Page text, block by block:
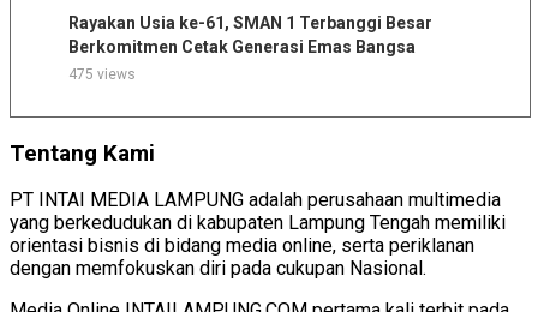
Rayakan Usia ke-61, SMAN 1 Terbanggi Besar
Berkomitmen Cetak Generasi Emas Bangsa
475 views
Tentang Kami
PT INTAI MEDIA LAMPUNG adalah perusahaan multimedia
yang berkedudukan di kabupaten Lampung Tengah memiliki
orientasi bisnis di bidang media online, serta periklanan
dengan memfokuskan diri pada cukupan Nasional.